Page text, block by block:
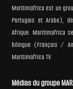
Maritimafrica est un
Portugais et Arabe),
Afrique. Maritimafrica
bilingue (Français /
Maritimafrica TV.
Médias du groupe